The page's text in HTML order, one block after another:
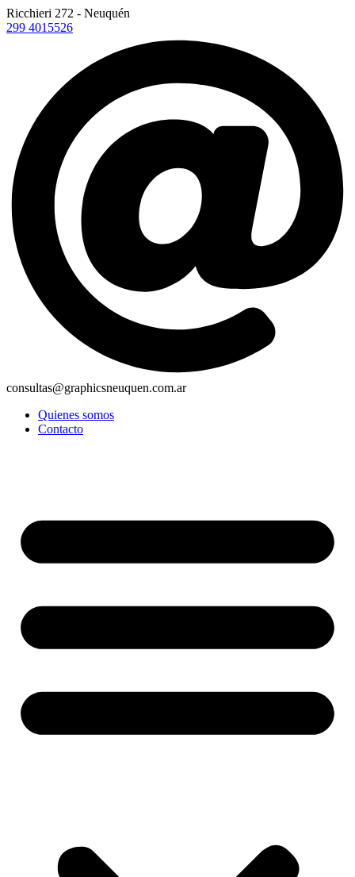
Ricchieri 272 - Neuquén
299 4015526
consultas@graphicsneuquen.com.ar
Quienes somos
Contacto